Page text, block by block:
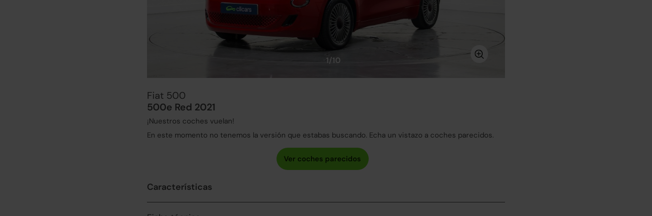
1/10
Fiat 500
500e Red 2021
¡Nuestros coches vuelan!
En este momento no tenemos la versión que estabas buscando. Echa un vistazo a coches parecidos.
Características